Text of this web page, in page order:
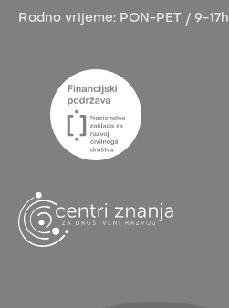
Radno vrijeme: PON-PET / 9-17h